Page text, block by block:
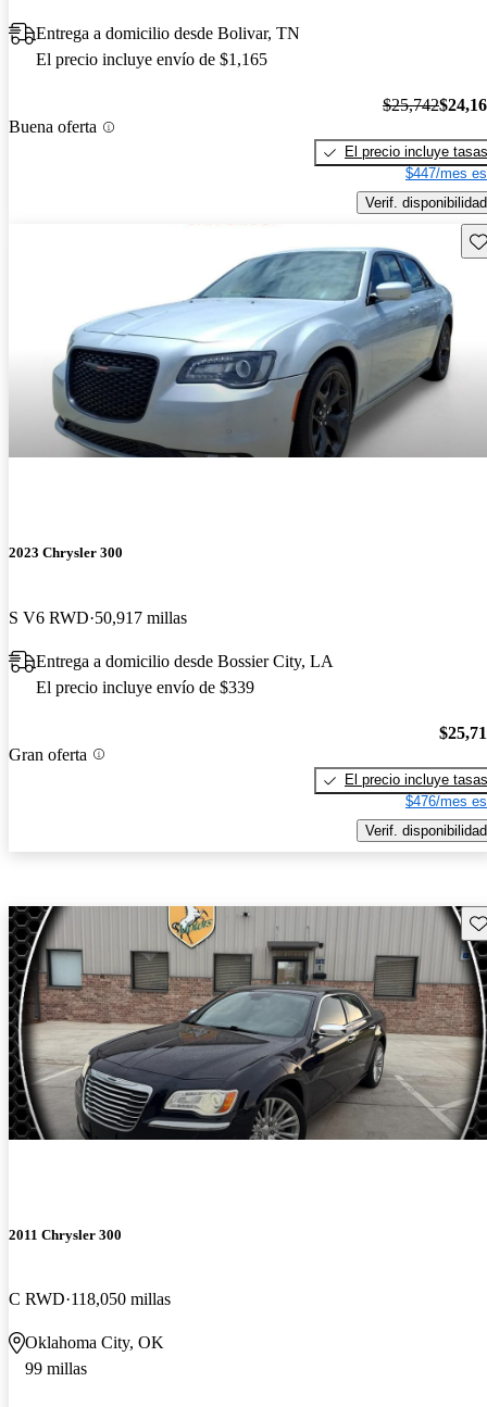
Entrega a domicilio desde Bolivar, TN
El precio incluye envío de $1,165
Buena oferta
$25,742
El precio incluye tasas
$447/mes
Verif. disponibilidad
2023 Chrysler 300
S V6 RWD 50,917 millas
Entrega a domicilio desde Bossier City, LA
El precio incluye envío de $339
Gran oferta
El precio incluye tasas
$476/mes
Verif. disponibilidad
2011 Chrysler 300
C RWD 118,050 millas
Oklahoma City, OK
99 millas